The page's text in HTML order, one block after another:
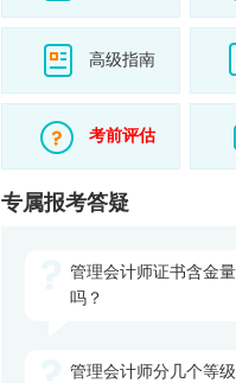
高级指南
考前评估
专属报考答疑
管理会计师证书含金
吗？
管理会计师分几个等